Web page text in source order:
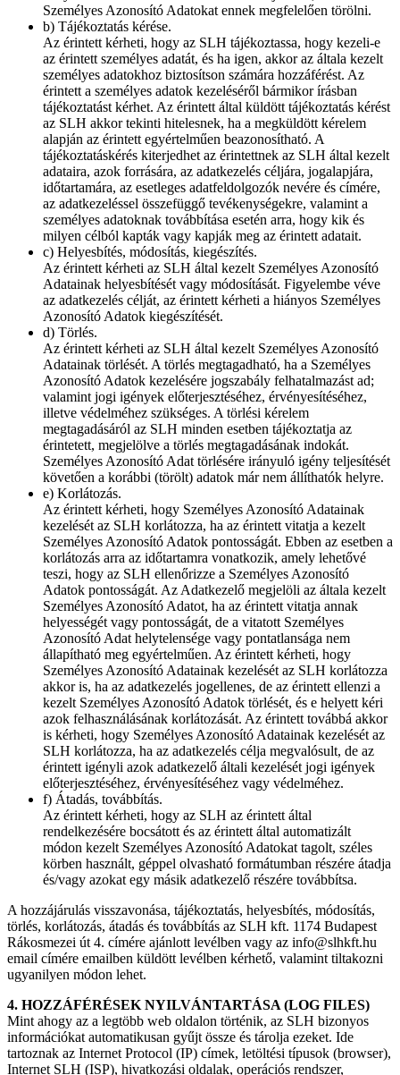
Személyes Azonosító Adatokat ennek megfelelően törölni.
b) Tájékoztatás kérése.
Az érintett kérheti, hogy az SLH tájékoztassa, hogy kezeli-e
az érintett személyes adatát, és ha igen, akkor az általa kezelt
személyes adatokhoz biztosítson számára hozzáférést. Az
érintett a személyes adatok kezeléséről bármikor írásban
tájékoztatást kérhet. Az érintett által küldött tájékoztatás kérést
az SLH akkor tekinti hitelesnek, ha a megküldött kérelem
alapján az érintett egyértelműen beazonosítható. A
tájékoztatáskérés kiterjedhet az érintettnek az SLH által kezelt
adataira, azok forrására, az adatkezelés céljára, jogalapjára,
időtartamára, az esetleges adatfeldolgozók nevére és címére,
az adatkezeléssel összefüggő tevékenységekre, valamint a
személyes adatoknak továbbítása esetén arra, hogy kik és
milyen célból kapták vagy kapják meg az érintett adatait.
c) Helyesbítés, módosítás, kiegészítés.
Az érintett kérheti az SLH által kezelt Személyes Azonosító
Adatainak helyesbítését vagy módosítását. Figyelembe véve
az adatkezelés célját, az érintett kérheti a hiányos Személyes
Azonosító Adatok kiegészítését.
d) Törlés.
Az érintett kérheti az SLH által kezelt Személyes Azonosító
Adatainak törlését. A törlés megtagadható, ha a Személyes
Azonosító Adatok kezelésére jogszabály felhatalmazást ad;
valamint jogi igények előterjesztéséhez, érvényesítéséhez,
illetve védelméhez szükséges. A törlési kérelem
megtagadásáról az SLH minden esetben tájékoztatja az
érintetett, megjelölve a törlés megtagadásának indokát.
Személyes Azonosító Adat törlésére irányuló igény teljesítését
követően a korábbi (törölt) adatok már nem állíthatók helyre.
e) Korlátozás.
Az érintett kérheti, hogy Személyes Azonosító Adatainak
kezelését az SLH korlátozza, ha az érintett vitatja a kezelt
Személyes Azonosító Adatok pontosságát. Ebben az esetben a
korlátozás arra az időtartamra vonatkozik, amely lehetővé
teszi, hogy az SLH ellenőrizze a Személyes Azonosító
Adatok pontosságát. Az Adatkezelő megjelöli az általa kezelt
Személyes Azonosító Adatot, ha az érintett vitatja annak
helyességét vagy pontosságát, de a vitatott Személyes
Azonosító Adat helytelensége vagy pontatlansága nem
állapítható meg egyértelműen. Az érintett kérheti, hogy
Személyes Azonosító Adatainak kezelését az SLH korlátozza
akkor is, ha az adatkezelés jogellenes, de az érintett ellenzi a
kezelt Személyes Azonosító Adatok törlését, és e helyett kéri
azok felhasználásának korlátozását. Az érintett továbbá akkor
is kérheti, hogy Személyes Azonosító Adatainak kezelését az
SLH korlátozza, ha az adatkezelés célja megvalósult, de az
érintett igényli azok adatkezelő általi kezelését jogi igények
előterjesztéséhez, érvényesítéséhez vagy védelméhez.
f) Átadás, továbbítás.
Az érintett kérheti, hogy az SLH az érintett által
rendelkezésére bocsátott és az érintett által automatizált
módon kezelt Személyes Azonosító Adatokat tagolt, széles
körben használt, géppel olvasható formátumban részére átadja
és/vagy azokat egy másik adatkezelő részére továbbítsa.
A hozzájárulás visszavonása, tájékoztatás, helyesbítés, módosítás,
törlés, korlátozás, átadás és továbbítás az SLH kft. 1174 Budapest
Rákosmezei út 4. címére ajánlott levélben vagy az info@slhkft.hu
email címére emailben küldött levélben kérhető, valamint tiltakozni
ugyanilyen módon lehet.
4. HOZZÁFÉRÉSEK NYILVÁNTARTÁSA (LOG FILES)
Mint ahogy az a legtöbb web oldalon történik, az SLH bizonyos
információkat automatikusan gyűjt össze és tárolja ezeket. Ide
tartoznak az Internet Protocol (IP) címek, letöltési típusok (browser),
Internet SLH (ISP), hivatkozási oldalak, operációs rendszer,